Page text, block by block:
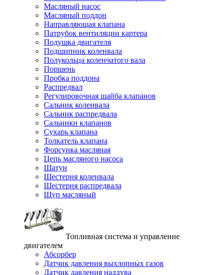
Масляный насос
Масляный поддон
Направляющая клапана
Патрубок вентиляции картера
Подушка двигателя
Подшипник коленвала
Полукольца коленчатого вала
Поршень
Пробка поддона
Распредвал
Регулировочная шайба клапанов
Сальник коленвала
Сальник распредвала
Сальники клапанов
Сухарь клапана
Толкатель клапана
Форсунка масляная
Цепь масляного насоса
Шатун
Шестерня коленвала
Шестерня распредвала
Щуп масляный
Топливная система и управление
двигателем
Абсорбер
Датчик давления выхлопных газов
Датчик давления наддува